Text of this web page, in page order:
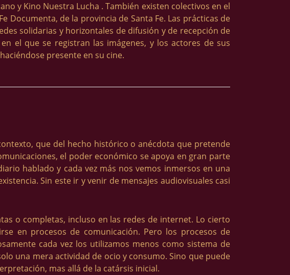
y Kino Nuestra Lucha . También existen colectivos en el
Documenta, de la provincia de Santa Fe. Las prácticas de
solidarias y horizontales de difusión y de recepción de
el que se registran las imágenes, y los actores de sus
presente en su cine.
que del hecho histórico o anécdota que pretende
el poder económico se apoya en gran parte
hablado y cada vez más nos vemos inmersos en una
Sin este ir y venir de mensajes audiovisuales casi
o completas, incluso en las redes de internet. Lo cierto
en procesos de comunicación. Pero los procesos de
cada vez los utilizamos menos como sistema de
una mera actividad de ocio y consumo. Sino que puede
mas allá de la catársis inicial.